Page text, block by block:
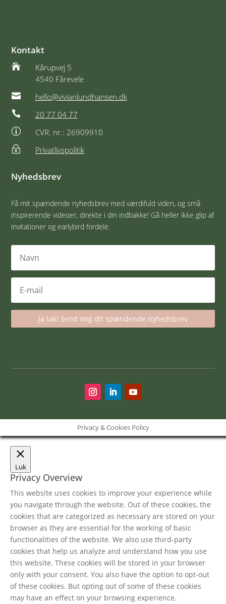
Kontakt

Kårupvej 5
4540 Fårevele
 hello@vivianlundhansen.dk
 20 77 04 77
p CVR. nr.: 26909910
~ Privatlivspolitik
Nyhedsbrev
Få mit spændende nyhedsbrev med værdifuld viden, og små
inspirerende videoer, direkte i din indbakke! Gå heller ikke glip af
invitationer og earlybird fordele.
Ja tak! Send mig dit spændende nyhedsbrev
Privacy & Cookies Policy
Luk
Privacy Overview
This website uses cookies to improve your experience while
you navigate through the website. Out of these cookies, the
cookies that are categorized as necessary are stored on your
browser as they are essential for the working of basic
functionalities of the website. We also use third-party
cookies that help us analyze and understand how you use
this website. These cookies will be stored in your browser
only with your consent. You also have the option to opt-out
of these cookies. But opting out of some of these cookies
may have an effect on your browsing experience.